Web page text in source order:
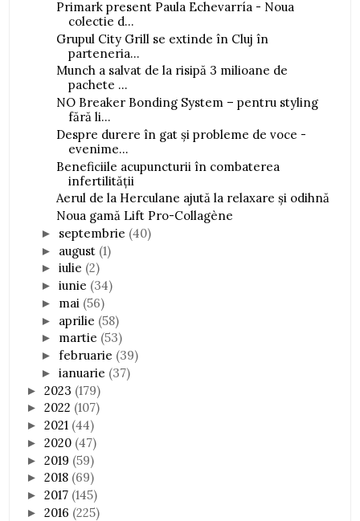
Primark present Paula Echevarría - Noua
colectie d...
Grupul City Grill se extinde în Cluj în
parteneria...
Munch a salvat de la risipă 3 milioane de
pachete ...
NO Breaker Bonding System – pentru styling
fără li...
Despre durere în gat și probleme de voce -
evenime...
Beneficiile acupuncturii în combaterea
infertilității
Aerul de la Herculane ajută la relaxare și odihnă
Noua gamă Lift Pro-Collagène
► septembrie (40)
► august (1)
►iulie (2)
►iunie (34)
► mai (56)
► aprilie (58)
► martie (53)
►februarie (39)
►ianuarie (37)
►2023 (179)
►2022 (107)
►2021 (44)
►2020 (47)
►2019 (59)
►2018 (69)
►2017 (145)
►2016 (225)